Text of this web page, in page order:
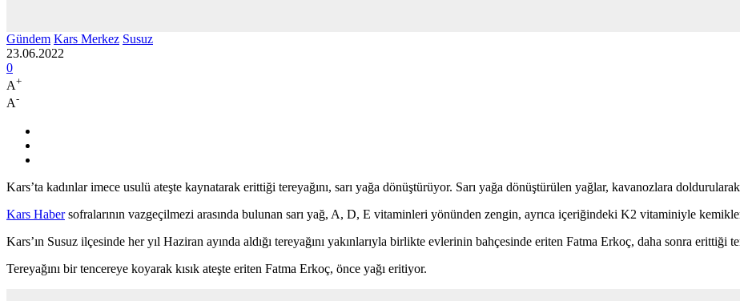
Gündem Kars Merkez Susuz
23.06.2022
0
A+
A-
Kars’ta kadınlar imece usulü ateşte kaynatarak erittiği tereyağını, sarı yağa dönüştürüyor. Sarı yağa dönüştürülen yağlar, kavanozlara
Kars Habersofralarının vazgeçilmezi arasında bulunan sarı yağ, A, D, E vitaminleri yönünden zengin, ayrıca içeriğindeki K2 vitaminiyle
Kars’ın Susuz ilçesinde her yıl Haziran ayında aldığı tereyağını yakınlarıyla birlikte evlerinin bahçesinde eriten Fatma Erkoç, daha sonra erittiği
Tereyağını bir tencereye koyarak kısık ateşte eriten Fatma Erkoç, önce yağı eritiyor.